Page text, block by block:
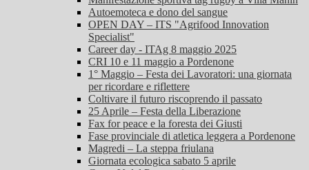
Autoemoteca e dono del sangue
OPEN DAY – ITS "Agrifood Innovation
Specialist"
Career day - ITAg 8 maggio 2025
CRI 10 e 11 maggio a Pordenone
1° Maggio – Festa dei Lavoratori: una giornata
per ricordare e riflettere
Coltivare il futuro riscoprendo il passato
25 Aprile – Festa della Liberazione
Fax for peace e la foresta dei Giusti
Fase provinciale di atletica leggera a Pordenone
Magredi – La steppa friulana
Giornata ecologica sabato 5 aprile